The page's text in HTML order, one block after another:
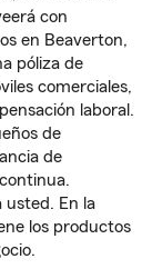
con
en Beaverton,
póliza de
comerciales,
laboral.
de
de
usted. En la
los productos